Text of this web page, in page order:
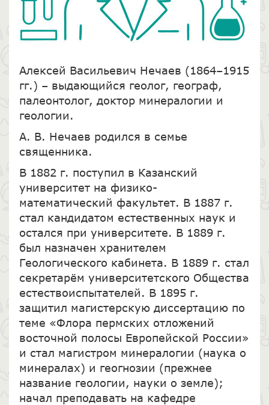
Алексей Васильевич Нечаев (1864–1915
гг.) – выдающийся геолог, географ,
палеонтолог, доктор минералогии и
геологии.
А. В. Нечаев родился в семье
священника.
В 1882 г. поступил в Казанский
университет на физико-
математический факультет. В 1887 г.
стал кандидатом естественных наук и
остался при университете. В 1889 г.
был назначен хранителем
Геологического кабинета. В 1889 г. стал
секретарём университетского Общества
естествоиспытателей. В 1895 г.
защитил магистерскую диссертацию по
теме «Флора пермских отложений
восточной полосы Европейской России»
и стал магистром минералогии (наука о
минералах) и геогнозии (прежнее
название геологии, науки о земле);
начал преподавать на кафедре